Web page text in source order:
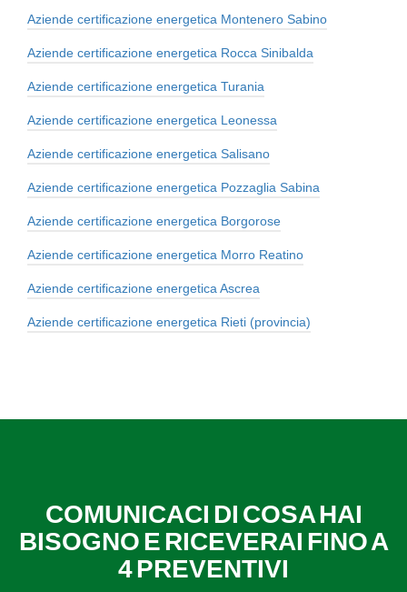
Aziende certificazione energetica Montenero Sabino
Aziende certificazione energetica Rocca Sinibalda
Aziende certificazione energetica Turania
Aziende certificazione energetica Leonessa
Aziende certificazione energetica Salisano
Aziende certificazione energetica Pozzaglia Sabina
Aziende certificazione energetica Borgorose
Aziende certificazione energetica Morro Reatino
Aziende certificazione energetica Ascrea
Aziende certificazione energetica Rieti (provincia)
COMUNICACI DI COSA HAI
BISOGNO E RICEVERAI FINO A
4 PREVENTIVI